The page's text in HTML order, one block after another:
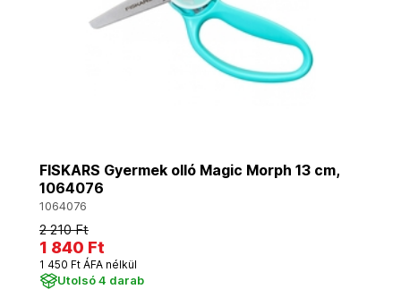
FISKARS Gyermek olló Magic Morph 13 cm,
1064076
1064076
2 210 Ft
1 840 Ft
1 450 Ft ÁFA nélkül
Utolsó 4 darab